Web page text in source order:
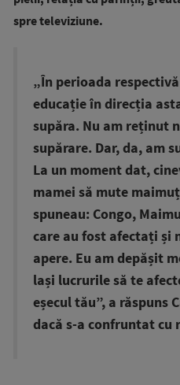
spre televiziune.
„În perioada
educație în direcția
supăra. Nu am reținut
supărare. Dar, da, am
La un moment dat,
mamei să mute
spuneau: Congo,
care au fost afectați și
apere. Eu am depășit
lași lucrurile să te
eșecul tău”, a răspuns
dacă s-a confruntat cu